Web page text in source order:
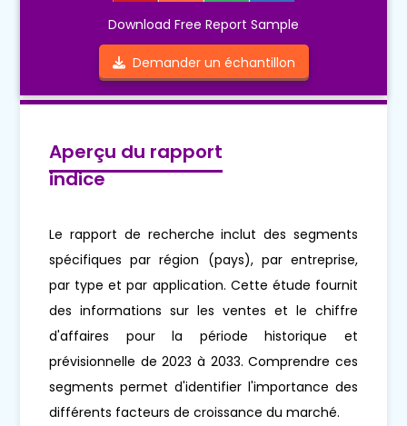
Download Free Report Sample
Demander un échantillon
Aperçu du rapport
indice
Le rapport de recherche inclut des segments
spécifiques par région (pays), par entreprise,
par type et par application. Cette étude fournit
des informations sur les ventes et le chiffre
d'affaires pour la période historique et
prévisionnelle de 2023 à 2033. Comprendre ces
segments permet d'identifier l'importance des
différents facteurs de croissance du marché.